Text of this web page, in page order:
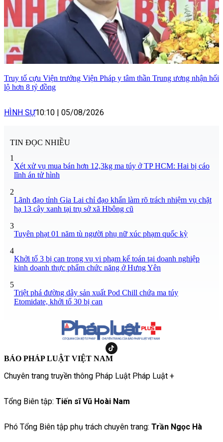
Truy tố cựu Viện trưởng Viện Pháp y tâm thần Trung ương nhận hối
lộ hơn 8 tỷ đồng
HÌNH SỰ10:10 | 05/08/2026
TIN ĐỌC NHIỀU
1
Xét xử vụ mua bán hơn 12,3kg ma túy ở TP HCM: Hai bị cáo
lĩnh án tử hình
2
Lãnh đạo tỉnh Gia Lai chỉ đạo khẩn làm rõ trách nhiệm vụ chặt
hạ 13 cây xanh tại trụ sở xã Hbông cũ
3
Tuyên phạt 01 năm tù người phụ nữ xúc phạm quốc kỳ
4
Khởi tố 3 bị can trong vụ vi phạm kế toán tại doanh nghiệp
kinh doanh thực phẩm chức năng ở Hưng Yên
5
Triệt phá đường dây sản xuất Pod Chill chứa ma túy
Etomidate, khởi tố 30 bị can
BÁO PHÁP LUẬT VIỆT NAM
Chuyên trang truyền thông Pháp Luật Pháp Luật +
Tổng Biên tập: Tiến sĩ Vũ Hoài Nam
Phó Tổng Biên tập phụ trách chuyên trang: Trần Ngọc Hà